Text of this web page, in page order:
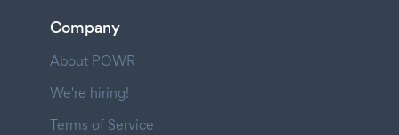
Company
About POWR
We're hiring!
Terms of Service